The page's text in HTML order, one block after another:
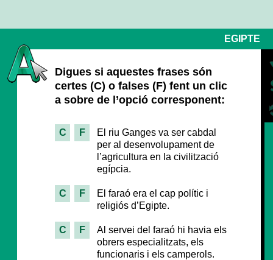
EGIPTE
Digues si aquestes frases són
certes (C) o falses (F) fent un clic
a sobre de l’opció corresponent:
C F
El riu Ganges va ser cabdal
per al desenvolupament de
l’agricultura en la civilització
egípcia.
C F
El faraó era el cap polític i
religiós d’Egipte.
C F
Al servei del faraó hi havia els
obrers especialitzats, els
funcionaris i els camperols.